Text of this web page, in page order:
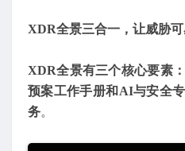
XDR全景三合一，让威胁
XDR全景有三个核心要素
预案工作手册和AI与安全
务。